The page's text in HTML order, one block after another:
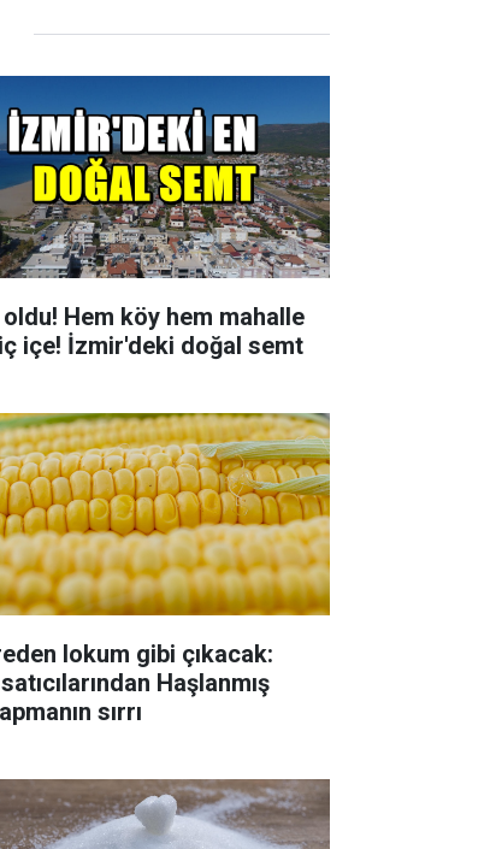
Hem köy hem mahalle
içe! İzmir'deki doğal semt
lokum gibi çıkacak:
Haşlanmış
sırrı